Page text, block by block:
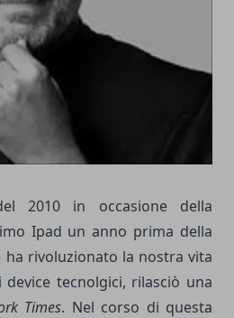
2010 in occasione della
Ipad un anno prima della
ha rivoluzionato la nostra vita
tecnolgici, rilasciò una
Times. Nel corso di questa